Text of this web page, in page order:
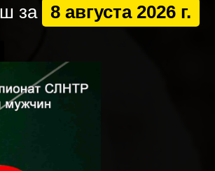
за 8 августа 2026 г.